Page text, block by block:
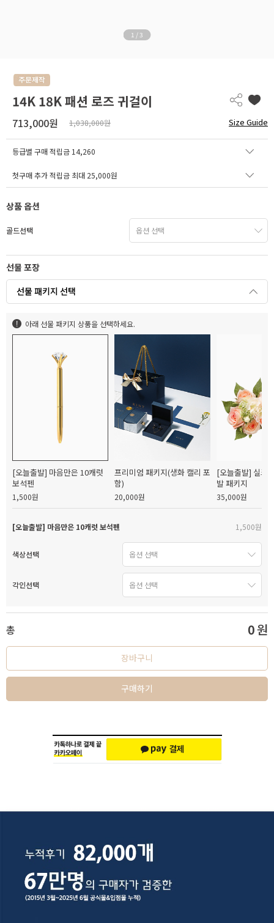
1 / 3
14K 18K 패션 로즈 귀걸이
713,000원 1,038,000원 Size Guide
등급별 구매 적립금 14,260
첫구매 추가 적립금 최대 25,000원
상품 옵션
골드선택
선물 포장
선물 패키지 선택
아래 선물 패키지 상품을 선택하세요.
[오늘출발] 마음만은 10캐럿
보석펜
1,500원
프리미엄 패키지(생화 캘리 포
함)
20,000원
[오늘출발] 실크
발 패키지
35,000원
[오늘출발] 마음만은 10캐럿 보석펜 1,500원
색상선택
각인선택
총 0원
장바구니
구매하기